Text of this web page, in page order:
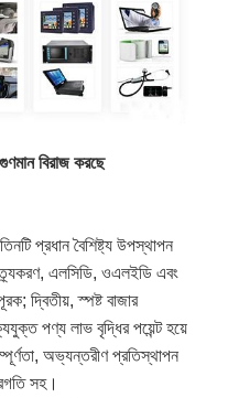
বিরাজ করছে
প্রধান বৈশিষ্ট্য উপস্থাপন
এলসিডি, ওএলইডি এবং
দ্বিতীয়, স্পষ্ট বাজার
পণ্য লাভ বৃদ্ধির পয়েন্ট হয়ে
অভ্যন্তরীণ প্রতিস্থাপন
সহ।